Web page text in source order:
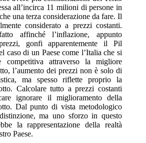
all’incirca 11 milioni di persone in
una terza considerazione da fare. Il
considerato a prezzi costanti.
affinché l’inﬂazione, appunto
gonfi apparentemente il Pil
caso di un Paese come l’Italia che si
competitiva attraverso la migliore
l’aumento dei prezzi non è solo di
ma spesso riflette proprio la
Calcolare tutto a prezzi costanti
ignorare il miglioramento della
Dal punto di vista metodologico
ma uno sforzo in questo
la rappresentazione della realtà
Paese.